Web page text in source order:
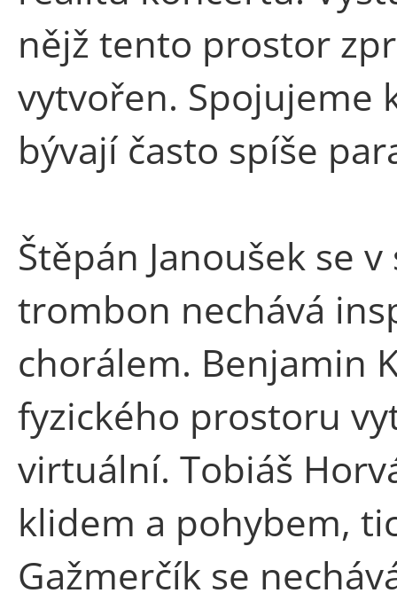
nějž tento prostor
vytvořen. Spojujeme
bývají často spíše
Štěpán Janoušek se
trombon nechává
chorálem. Benjamin
fyzického prostoru
virtuální. Tobiáš
klidem a pohybem,
Gažmerčík se